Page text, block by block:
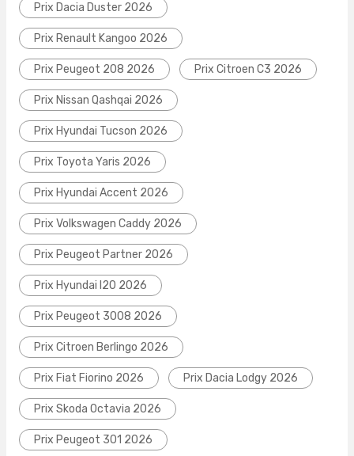
Prix Dacia Duster 2026
Prix Renault Kangoo 2026
Prix Peugeot 208 2026 Prix Citroen C3 2026
Prix Nissan Qashqai 2026
Prix Hyundai Tucson 2026
Prix Toyota Yaris 2026
Prix Hyundai Accent 2026
Prix Volkswagen Caddy 2026
Prix Peugeot Partner 2026
Prix Hyundai I20 2026
Prix Peugeot 3008 2026
Prix Citroen Berlingo 2026
Prix Fiat Fiorino 2026 Prix Dacia Lodgy 2026
Prix Skoda Octavia 2026
Prix Peugeot 301 2026